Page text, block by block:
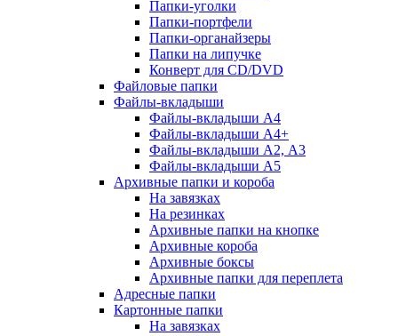
Папки-уголки
Папки-портфели
Папки-органайзеры
Папки на липучке
Конверт для CD/DVD
Файловые папки
Файлы-вкладыши
Файлы-вкладыши А4
Файлы-вкладыши А4+
Файлы-вкладыши А2, А3
Файлы-вкладыши А5
Архивные папки и короба
На завязках
На резинках
Архивные папки на кнопке
Архивные короба
Архивные боксы
Архивные папки для переплета
Адресные папки
Картонные папки
На завязках